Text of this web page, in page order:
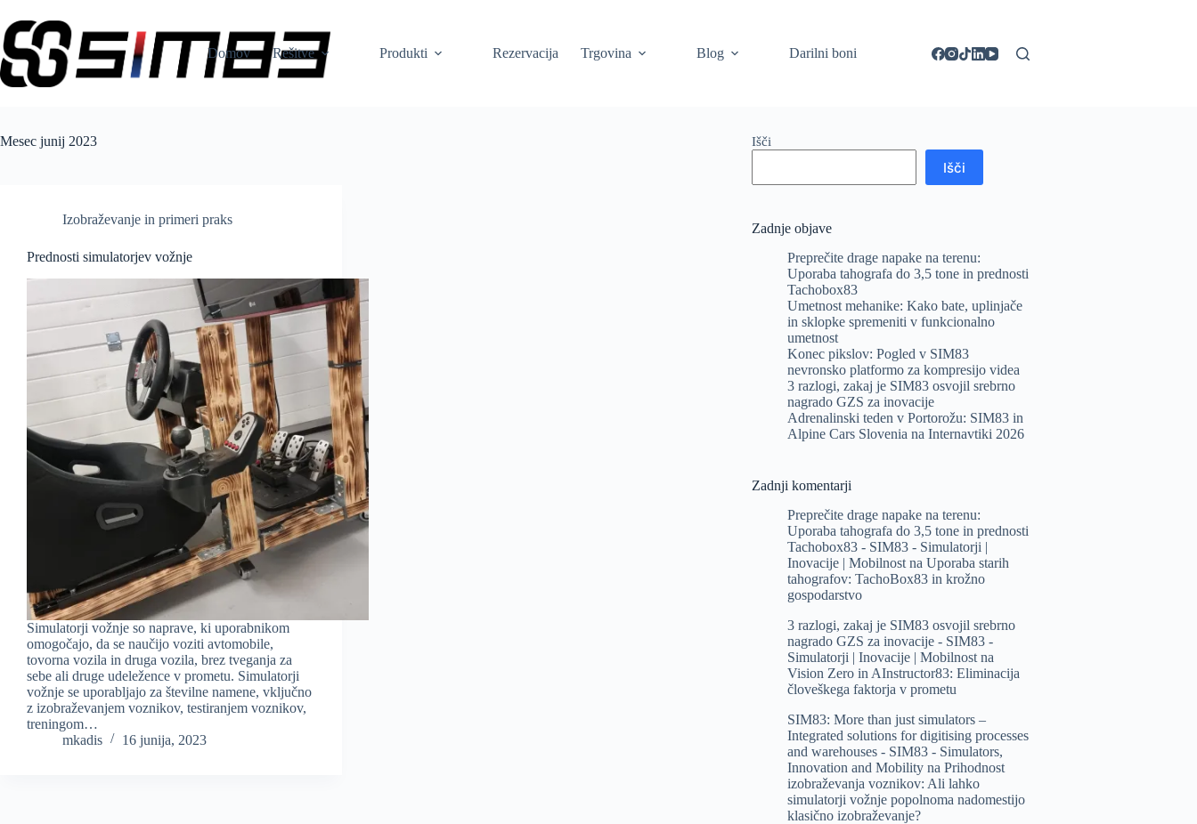
to
content
Domov
Rešitve Produkti Rezervacija Trgovina Blog Darilni boni
Mesec junij 2023
Izobraževanje in primeri praks
Prednosti simulatorjev vožnje
Simulatorji vožnje so naprave, ki uporabnikom
omogočajo, da se naučijo voziti avtomobile,
tovorna vozila in druga vozila, brez tveganja za
sebe ali druge udeležence v prometu. Simulatorji
vožnje se uporabljajo za številne namene, vključno
z izobraževanjem voznikov, testiranjem voznikov,
treningom…
mkadis
16 junija, 2023
Išči
Išči
Zadnje objave
Preprečite drage napake na terenu:
Uporaba tahografa do 3,5 tone in prednosti
Tachobox83
Umetnost mehanike: Kako bate, uplinjače
in sklopke spremeniti v funkcionalno
umetnost
Konec pikslov: Pogled v SIM83
nevronsko platformo za kompresijo videa
3 razlogi, zakaj je SIM83 osvojil srebrno
nagrado GZS za inovacije
Adrenalinski teden v Portorožu: SIM83 in
Alpine Cars Slovenia na Internavtiki 2026
Zadnji komentarji
Preprečite drage napake na terenu:
Uporaba tahografa do 3,5 tone in prednosti
Tachobox83 - SIM83 - Simulatorji |
Inovacije | Mobilnostna Uporaba starih
tahografov: TachoBox83 in krožno
gospodarstvo
3 razlogi, zakaj je SIM83 osvojil srebrno
nagrado GZS za inovacije - SIM83 -
Simulatorji | Inovacije | Mobilnostna
Vision Zero in AInstructor83: Eliminacija
človeškega faktorja v prometu
SIM83: More than just simulators –
Integrated solutions for digitising processes
and warehouses - SIM83 - Simulators,
Innovation and Mobilityna Prihodnost
izobraževanja voznikov: Ali lahko
simulatorji vožnje popolnoma nadomestijo
klasično izobraževanje?